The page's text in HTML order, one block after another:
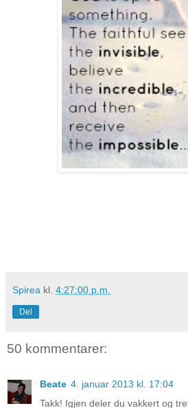
Spirea kl. 4:27:00 p.m.
Del
50 kommentarer:
Beate 4. januar 2013 kl. 17:04
Takk! Igjen deler du vakkert og